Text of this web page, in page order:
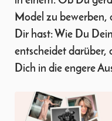
Model zu bewerben,
Dir hast: Wie Du
entscheidet darüber,
Dich in die engere